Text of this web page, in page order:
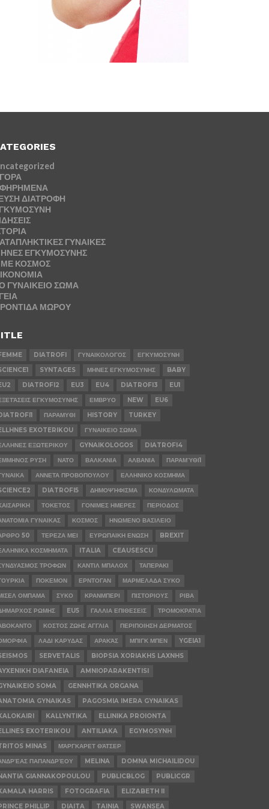
ΔΙΑΤΡΟΦΗ
ΓΥΝΑΙΚΕΣ
ΕΓΚΥΜΟΣΥΝΗΣ
ΚΟΣΜΟΣ
ΓΥΝΑΙΚΕΙΟ ΣΩΜΑ
ΜΩΡΟΥ
DIATROFI ΓΥΝΑΙΚΟΛΟΓΟΣ
ΕΓΚΥΜΟΣΥΝΗ
SYNTAGES ΜΗΝΕΣ ΕΓΚΥΜΟΣΥΝΗΣ
BABY
DIATROFI2 EU3 EU4 DIATROFI3
EU1
ΕΓΚΥΜΟΣΥΝΗΣ
ΕΜΒΡΥΟ NEW
EU6
ΠΑΡΑΜΥΘΙ HISTORY
TURKEY
EXOTERIKOU
ΓΥΝΑΙΚΕΙΟ ΣΩΜΑ
ΕΞΩΤΕΡΙΚΟΥ
GYNAIKOLOGOS
DIATROFI4
ΡΥΣΗ
ΝΑΤΟ ΒΑΛΚΑΝΙΑ ΑΛΒΑΝΙΑ
ΠΑΡΑΜΎΘΙ1
ΑΝΝΕΤΑ ΠΡΟΒΟΠΟΥΛΟΥ
ΕΛΛΗΝΙΚΟ ΚΟΣΜΗΜΑ
DIATROFI5 ΔΗΜΟΨΉΦΙΣΜΑ
ΚΟΝΔΥΛΩΜΑΤΑ
ΤΟΚΕΤΟΣ ΓΟΝΙΜΕΣ ΗΜΕΡΕΣ
ΠΕΡΙΟΔΟΣ
ΓΥΝΑΙΚΑΣ
ΚΟΣΜΟΣ
ΗΝΩΜΕΝΟ ΒΑΣΙΛΕΙΟ
50
ΤΕΡΕΖΑ ΜΕΙ ΕΥΡΩΠΑΙΚΗ ΕΝΩΣΗ
BREXIT
ΚΟΣΜΗΜΑΤΑ
ITALIA
CEAUSESCU
ΤΡΟΦΩΝ
ΚΑΝΤΙΛ ΜΠΑΛΟΧ
ΤΑΠΕΡΑΚΙ
ΠΟΚΕΜΟΝ ΕΡΝΤΟΓΑΝ
ΜΑΡΜΕΛΑΔΑ ΣΥΚΟ
ΟΜΠΑΜΑ
ΣΥΚΟ ΚΡΑΝΜΠΕΡΙ ΠΙΣΤΟΡΙΟΥΣ
ΡΙΒΑ
ΡΩΜΗΣ
EU5 ΓΑΛΛΙΑ ΕΠΙΘΕΣΕΙΣ
ΤΡΟΜΟΚΡΑΤΙΑ
ΚΟΣΤΟΣ ΖΩΗΣ ΑΓΓΛΙΑ
ΠΕΡΙΠΟΙΗΣΗ ΔΕΡΜΑΤΟΣ
ΛΑΔΙ ΚΑΡΥΔΑΣ ΑΡΑΚΆΣ ΜΠΙΓΚ ΜΠΕΝ
YGEIA1
SERVETALIS
BIOPSIA XORIAKHS LAXNHS
DIAFANEIA
AMNIOPARAKENTISI
SOMA
GENNHTIKA ORGANA
GYNAIKAS
PAGOSMIA IMERA GYNAIKAS
KALLYNTIKA
ELLINIKA PROIONTA
EXOTERIKOU
ANTILIAKA
EGYMOSYNH
MINAS
ΜΆΡΓΚΑΡΕΤ ΘΆΤΣΕΡ
ΠΑΠΑΝΔΡΈΟΥ
MELINA
DOMNA MICHAILIDOU
GIANNAKOPOULOU
PUBLICBLOG
PUBLICGR
HARRIS
FOTOGRAFIA
ELIZABETH II
PHILLIP
DIAITA TAINIA SWANSEA